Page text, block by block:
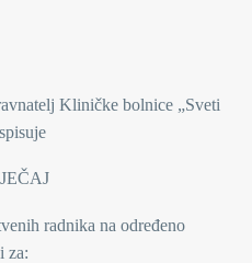
Kliničke bolnice „Sveti
radnika na određeno
za: